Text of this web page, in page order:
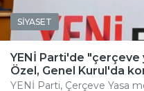
SİYASET
YENİ Parti'de "çerçeve
Özel, Genel Kurul'da
YENİ Parti, Çerçeve Yasa